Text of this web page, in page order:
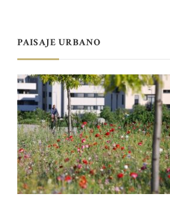
PAISAJE URBANO